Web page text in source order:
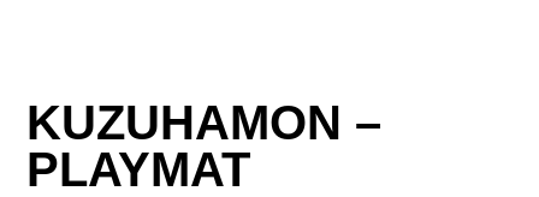
KUZUHAMON –
PLAYMAT